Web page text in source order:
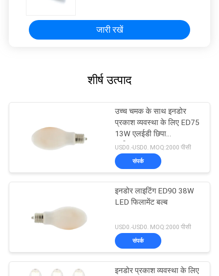
जारी रखें
शीर्ष उत्पाद
उच्च चमक के साथ इनडोर
प्रकाश व्यवस्था के लिए ED75
13W एलईडी छिपा
प्रतिस्थापन
USD0.-USD0. MOQ:2000 पीसी
संपर्क
इनडोर लाइटिंग ED90 38W
LED फिलामेंट बल्ब
USD0.-USD0. MOQ:2000 पीसी
संपर्क
इनडोर प्रकाश व्यवस्था के लिए